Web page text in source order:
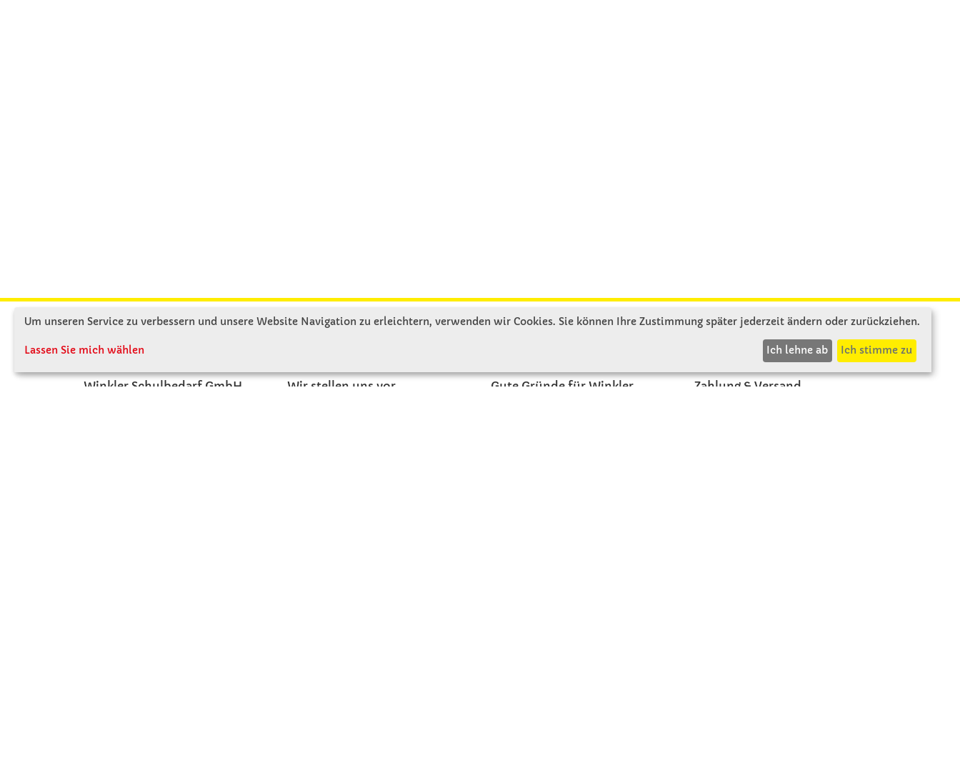
KONTAKT
Winkler Schulbedarf GmbH
Wir stellen uns vor
Gute Gründe für Winkler
Zahlung & Versand
Um unseren Service zu verbessern und unsere Website Navigation zu erleichtern, verwenden wir Cookies. Sie können Ihre Zustimmung später jederzeit ändern oder zurückziehen.
Lassen Sie mich wählen Ich lehne ab Ich stimme zu